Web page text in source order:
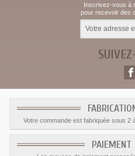
Inscrivez-vous à
pour recevoir des
Votre commande est fabriquée sous 2
PAIEMENT